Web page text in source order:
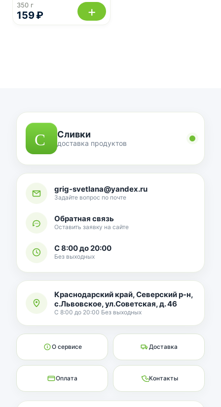
159 ₽
350 г +
Сливки
доставка продуктов
grig-svetlana@yandex.ru
Задайте вопрос по почте
Обратная связь
Оставить заявку на сайте
С 8:00 до 20:00
Без выходных
Краснодарский край, Северский р-н,
с.Львовское, ул.Советская, д. 46
С 8:00 до 20:00 Без выходных
О сервисе Доставка
Оплата Контакты